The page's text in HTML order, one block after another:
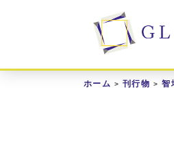
ホーム 刊行物 智